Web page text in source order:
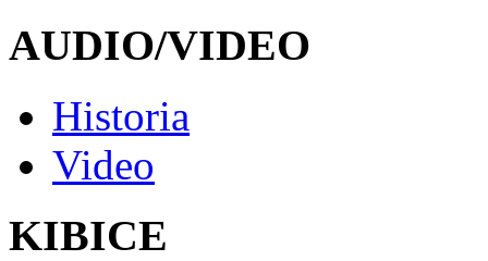
AUDIO/VIDEO
Historia
Video
KIBICE